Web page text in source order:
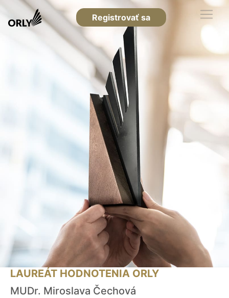
Registrovať sa
LAUREÁT HODNOTENIA ORLY
MUDr. Miroslava Čechová